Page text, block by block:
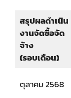
สรุปผลดำเนิน
งานจัดซื้อจัด
จ้าง
(รอบเดือน)
ตุลาคม 2568